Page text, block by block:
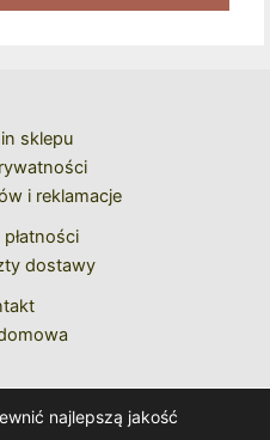
Zakupy
sklepu
i reklamacje
dostawy
najlepszą jakość